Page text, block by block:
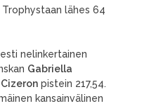
lähes 64
nelinkertainen
Gabriella
pistein 217,54.
kansainvälinen